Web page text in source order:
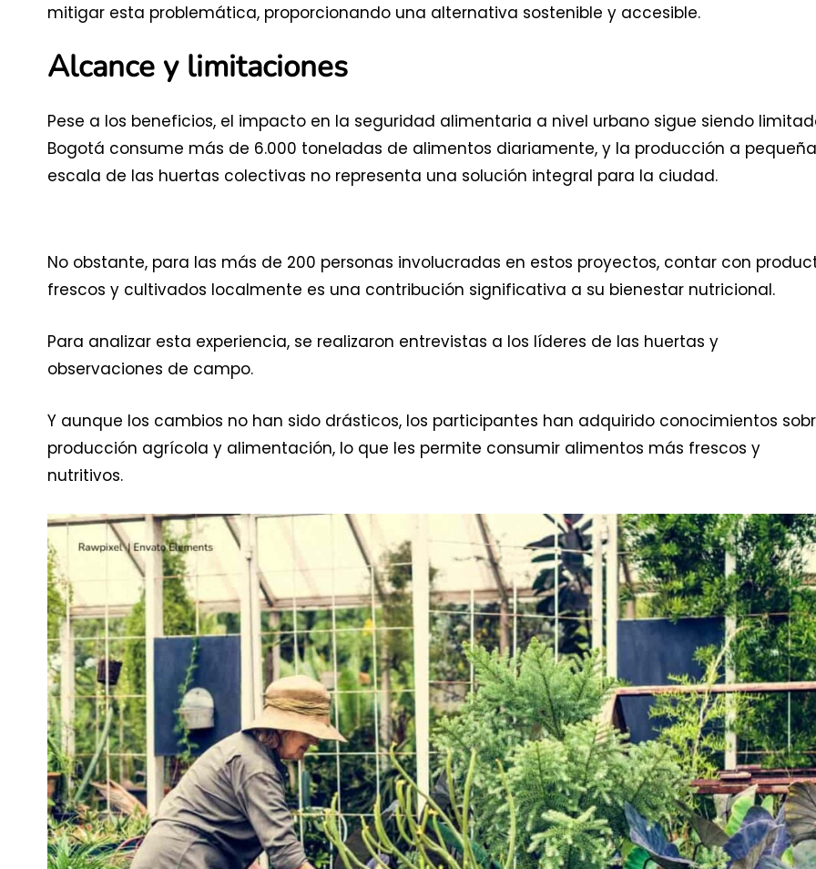
mitigar esta problemática, proporcionando una alternativa sostenible y accesible.
Alcance y limitaciones
Pese a los beneficios, el impacto en la seguridad alimentaria a nivel urbano sigue siendo
Bogotá consume más de 6.000 toneladas de alimentos diariamente, y la producción a pequeña
escala de las huertas colectivas no representa una solución integral para la ciudad.
No obstante, para las más de 200 personas involucradas en estos proyectos, contar con
frescos y cultivados localmente es una contribución significativa a su bienestar nutricional.
Para analizar esta experiencia, se realizaron entrevistas a los líderes de las huertas y
observaciones de campo.
Y aunque los cambios no han sido drásticos, los participantes han adquirido conocimientos
producción agrícola y alimentación, lo que les permite consumir alimentos más frescos y
nutritivos.